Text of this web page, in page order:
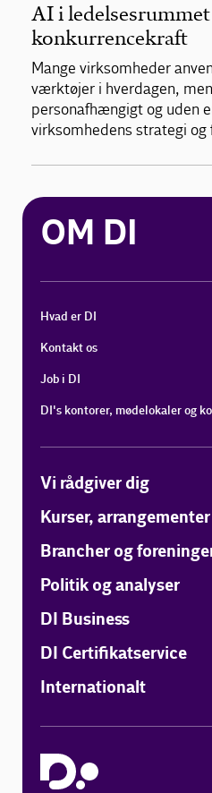
AI i
konkurrencekraft
Mange virksomheder
værktøjer i hverdagen,
personafhængigt og uden
virksomhedens strategi og
OM DI
Hvad er DI
Kontakt os
Job i DI
DI's kontorer, mødelokaler og
Vi rådgiver dig
Kurser,
Brancher og
Politik og analyser
DI Business
DI Certifikatservice
Internationalt